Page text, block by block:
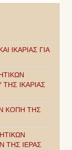
ΙΚΑΡΙΑΣ ΓΙΑ
ΙΚΑΡΙΑΣ
ΚΟΠΗ ΤΗΣ
ΤΗΣ ΙΕΡΑΣ